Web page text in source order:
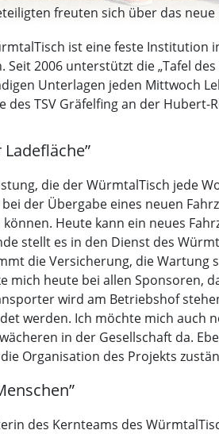
freuten sich über das
ist eine feste Institution
Seit 2006 unterstützt die „Tafel
Unterlagen jeden Mittwoch
des TSV Gräfelfing an der Hubert-
Ladefläche”
die der WürmtalTisch jede
der Übergabe eines neuen
können. Heute kann ein neues
stellt es in den Dienst des
die Versicherung, die Wartung
mich heute bei allen Sponsoren,
wird am Betriebshof
werden. Ich möchte mich auch
in der Gesellschaft da.
Organisation des Projekts
des Kernteams des